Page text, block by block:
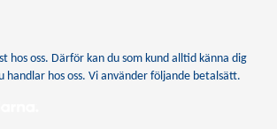
hos oss. Därför kan du som kund alltid känna dig
handlar hos oss. Vi använder följande betalsätt.